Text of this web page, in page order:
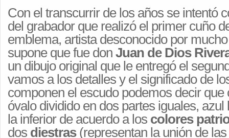
Con el transcurrir de los años se intentó
del grabador que realizó el primer cuño
emblema, artista desconocido por
supone que fue don Juan de Dios
un dibujo original que le entregó el
vamos a los detalles y el significado de
componen el escudo podemos decir que
óvalo dividido en dos partes iguales,
la inferior de acuerdo a los colores
dos diestras(representan la unión de